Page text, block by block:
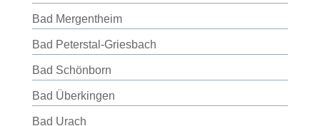
Bad Mergentheim
Bad Peterstal-Griesbach
Bad Schönborn
Bad Überkingen
Bad Urach